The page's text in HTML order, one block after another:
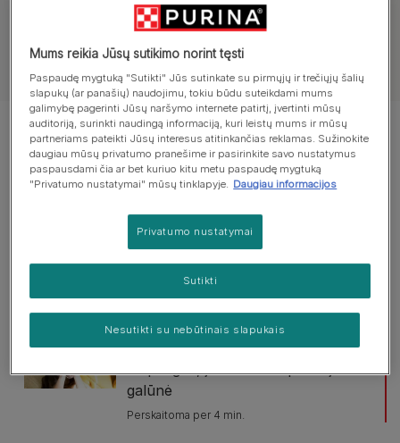
Rodomi 12 iš 39 straipsnių
Populiarūs straipsniai:
Šunų dresūra
Kodėl mano šuo loja?
Perskaitoma per 2 min.
Kaip elgtis, jei šuniui amputuojama
galūnė
Perskaitoma per 4 min.
Mums reikia Jūsų sutikimo norint tęsti
Paspaudę mygtuką "Sutikti" Jūs sutinkate su pirmųjų ir trečiųjų šalių
slapukų (ar panašių) naudojimu, tokiu būdu suteikdami mums
galimybę pagerinti Jūsų naršymo internete patirtį, įvertinti mūsų
auditoriją, surinkti naudingą informaciją, kuri leistų mums ir mūsų
partneriams pateikti Jūsų interesus atitinkančias reklamas. Sužinokite
daugiau mūsų privatumo pranešime ir pasirinkite savo nustatymus
paspausdami čia ar bet kuriuo kitu metu paspaudę mygtuką
"Privatumo nustatymai" mūsų tinklapyje. Daugiau informacijos
Privatumo nustatymai
Nesutikti su nebūtinais slapukais
Sutikti